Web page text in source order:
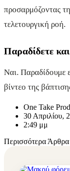
προσαρμόζοντας
τελετουργική ροή.
Παραδίδετε
Ναι. Παραδίδουμε
βίντεο της
One Take
30 Απριλίου,
2:49 μμ
Περισσότερα Άρθρα